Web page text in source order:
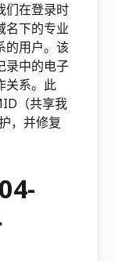
们在登录时
名下的专业
的用户。该
录中的电子
关系。此
（共享我
，并修复